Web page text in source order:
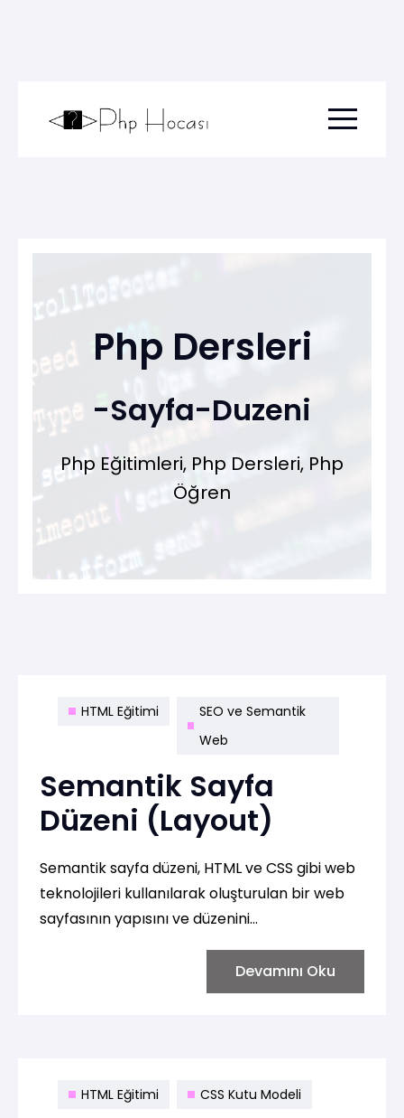
Menu
Php Dersleri
-Sayfa-Duzeni
Php Eğitimleri, Php Dersleri, Php
Öğren
HTML Eğitimi
SEO ve Semantik
Web
Semantik Sayfa
Düzeni (Layout)
Semantik sayfa düzeni, HTML ve CSS gibi web
teknolojileri kullanılarak oluşturulan bir web
sayfasının yapısını ve düzenini
düzeyinde) HTML elemanlarını kullanma
anlamına gelir. Semantik HTML, sayfanın
oluşturur.
Devamını Oku
HTML Eğitimi CSS Kutu Modeli